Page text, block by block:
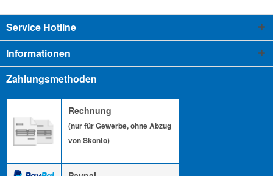
Service Hotline
Informationen
Zahlungsmethoden
Rechnung
(nur für Gewerbe, ohne Abzug
von Skonto)